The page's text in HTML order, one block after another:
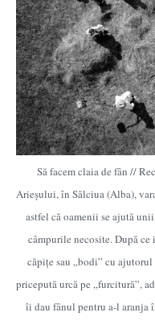
Să facem claia de fân //
Arieșului, în Sălciua (Alba),
astfel că oamenii se ajută
câmpurile necosite. După ce
căpițe sau „bodi” cu
pricepută urcă pe „furcitură”,
îi dau fânul pentru a-l aranja